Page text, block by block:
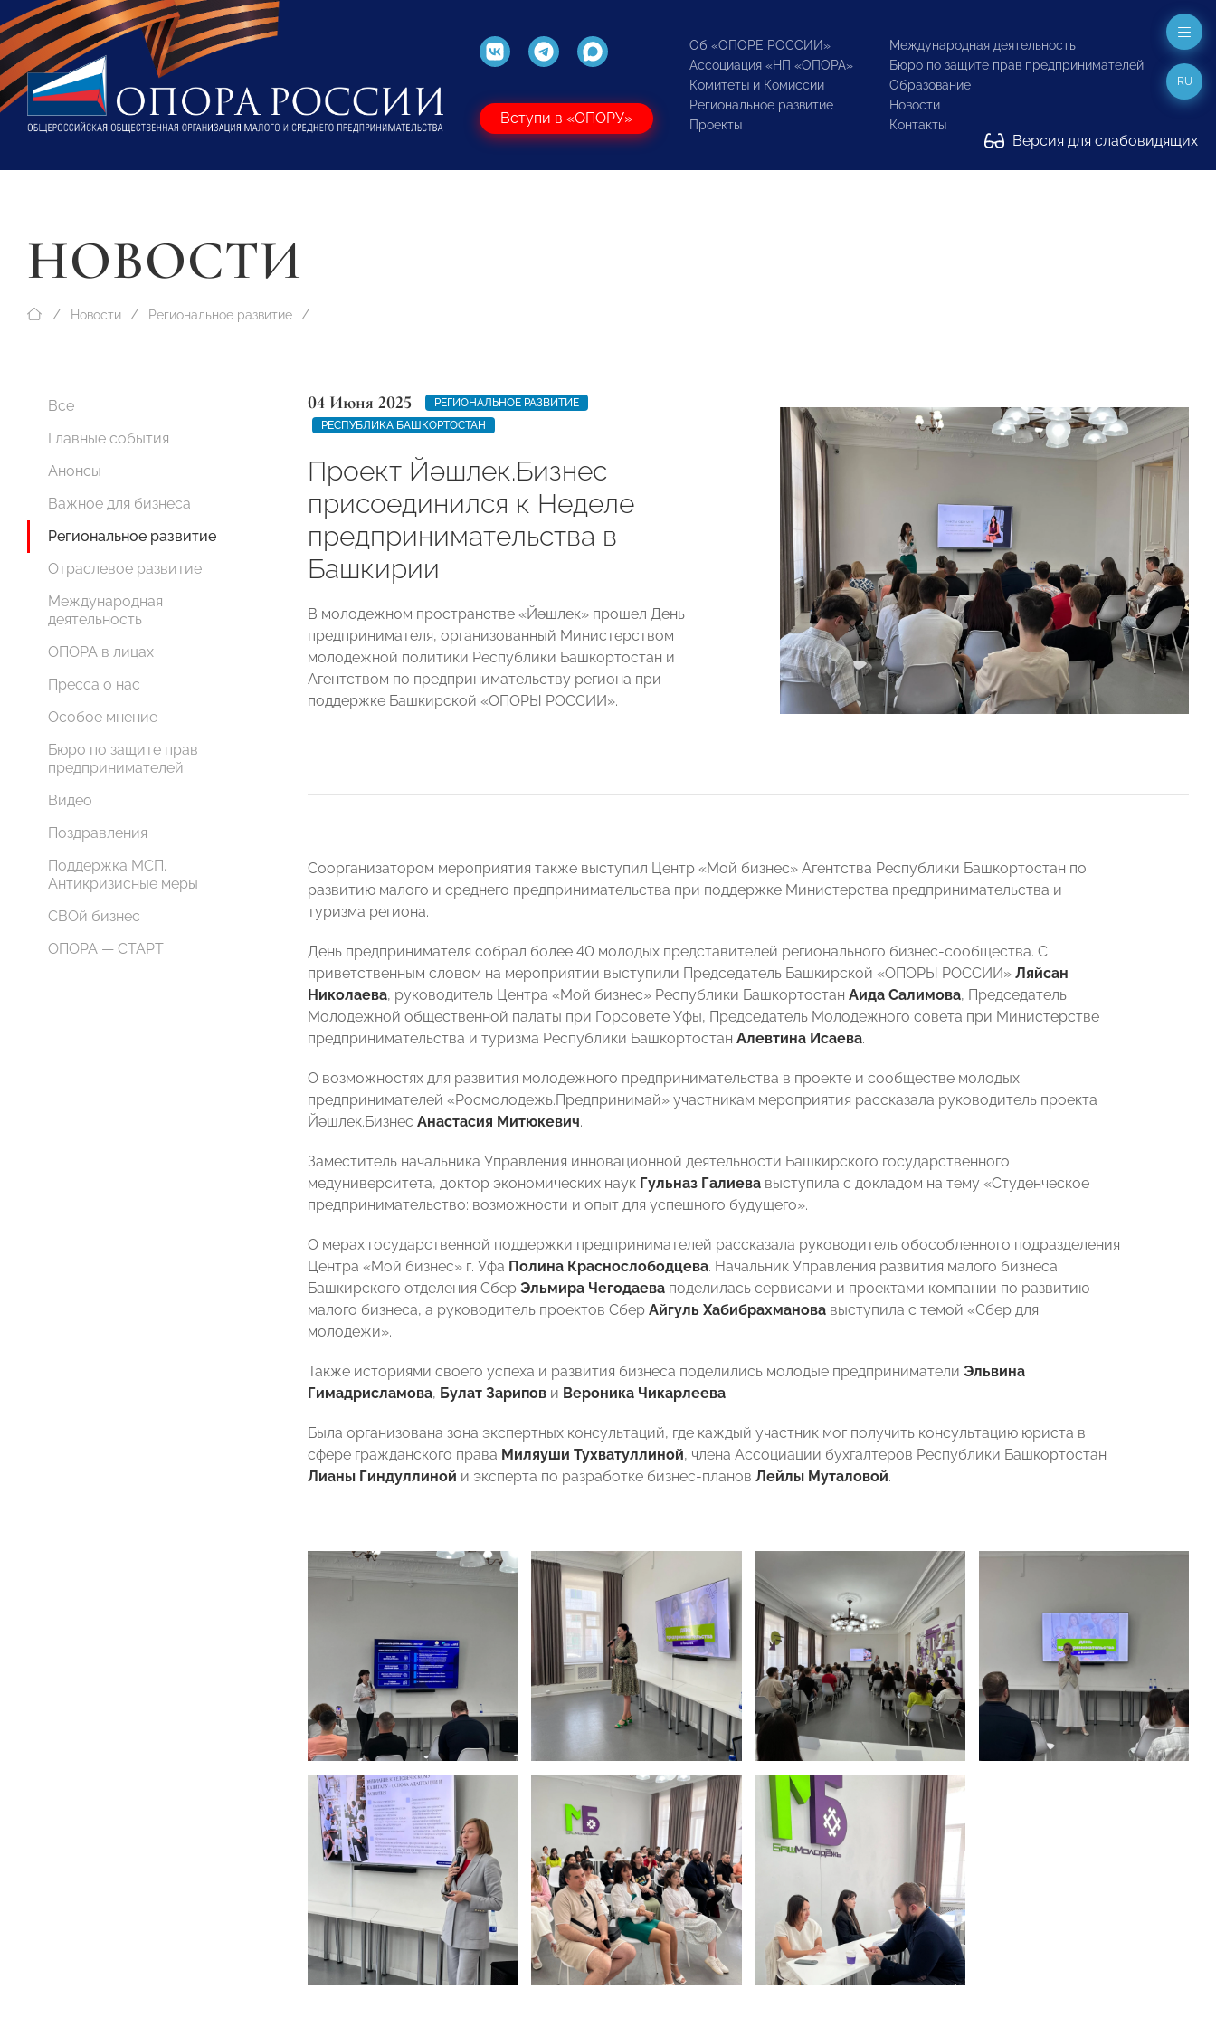
Вступи в «ОПОРУ»
Об «ОПОРЕ РОССИИ»
Ассоциация «НП «ОПОРА»
Комитеты и Комиссии
Региональное развитие
Проекты
Международная деятельность
Бюро по защите прав предпринимателей
Образование
Новости
Контакты
Версия для слабовидящих
RU
НОВОСТИ
Новости Региональное развитие
Все
Главные события
Анонсы
Важное для бизнеса
Региональное развитие
Отраслевое развитие
Международная
деятельность
ОПОРА в лицах
Пресса о нас
Особое мнение
Бюро по защите прав
предпринимателей
Видео
Поздравления
Поддержка МСП.
Антикризисные меры
СВОй бизнес
ОПОРА — СТАРТ
04 Июня 2025
РЕГИОНАЛЬНОЕ РАЗВИТИЕ
РЕСПУБЛИКА БАШКОРТОСТАН
Проект Йәшлек.Бизнес
присоединился к Неделе
предпринимательства в
Башкирии
В молодежном пространстве «Йәшлек» прошел День
предпринимателя, организованный Министерством
молодежной политики Республики Башкортостан и
Агентством по предпринимательству региона при
поддержке Башкирской «ОПОРЫ РОССИИ».
Соорганизатором мероприятия также выступил Центр «Мой бизнес» Агентства Республики Башкортостан по
развитию малого и среднего предпринимательства при поддержке Министерства предпринимательства и
туризма региона.
День предпринимателя собрал более 40 молодых представителей регионального бизнес-сообщества. С
приветственным словом на мероприятии выступили Председатель Башкирской «ОПОРЫ РОССИИ» Ляйсан
Николаева, руководитель Центра «Мой бизнес» Республики Башкортостан Аида Салимова, Председатель
Молодежной общественной палаты при Горсовете Уфы, Председатель Молодежного совета при Министерстве
предпринимательства и туризма Республики Башкортостан Алевтина Исаева.
О возможностях для развития молодежного предпринимательства в проекте и сообществе молодых
предпринимателей «Росмолодежь.Предпринимай» участникам мероприятия рассказала руководитель проекта
Йәшлек.Бизнес Анастасия Митюкевич.
Заместитель начальника Управления инновационной деятельности Башкирского государственного
медуниверситета, доктор экономических наук Гульназ Галиева выступила с докладом на тему «Студенческое
предпринимательство: возможности и опыт для успешного будущего».
О мерах государственной поддержки предпринимателей рассказала руководитель обособленного подразделения
Центра «Мой бизнес» г. Уфа Полина Краснослободцева. Начальник Управления развития малого бизнеса
Башкирского отделения Сбер Эльмира Чегодаева поделилась сервисами и проектами компании по развитию
малого бизнеса, а руководитель проектов Сбер Айгуль Хабибрахманова выступила с темой «Сбер для
молодежи».
Также историями своего успеха и развития бизнеса поделились молодые предприниматели Эльвина
Гимадрисламова, Булат Зарипов и Вероника Чикарлеева.
Была организована зона экспертных консультаций, где каждый участник мог получить консультацию юриста в
сфере гражданского права Миляуши Тухватуллиной, члена Ассоциации бухгалтеров Республики Башкортостан
Лианы Гиндуллиной и эксперта по разработке бизнес-планов Лейлы Муталовой.